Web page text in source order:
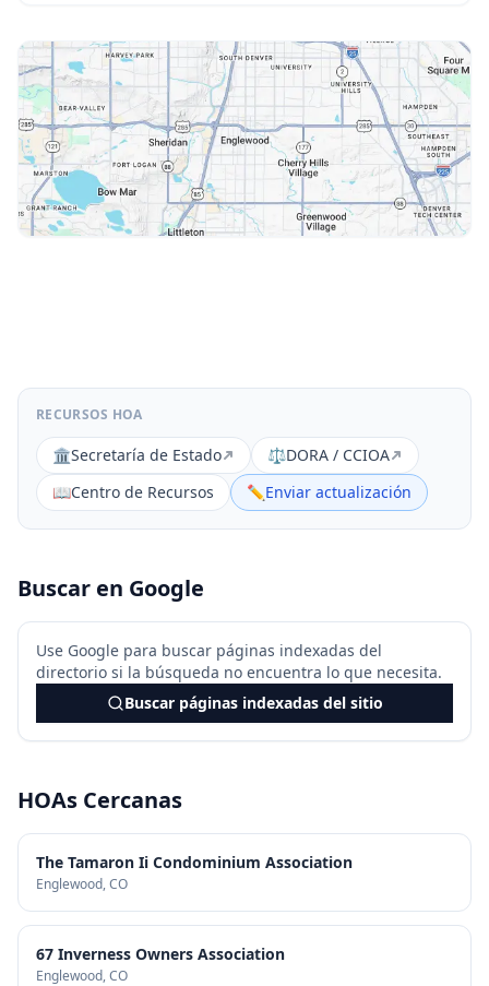
RECURSOS HOA
🏛️Secretaría de Estado ⚖️DORA / CCIOA
📖Centro de Recursos ✏️Enviar actualización
Buscar en Google
Use Google para buscar páginas indexadas del
directorio si la búsqueda no encuentra lo que necesita.
Buscar páginas indexadas del sitio
HOAs Cercanas
The Tamaron Ii Condominium Association
Englewood, CO
67 Inverness Owners Association
Englewood, CO